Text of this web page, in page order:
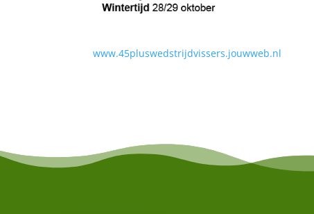
www.45pluswedstrijdvissers.jouwweb.nl